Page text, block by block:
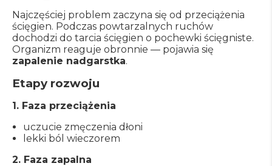
Najczęściej problem zaczyna się od przeciążenia
ścięgien. Podczas powtarzalnych ruchów
dochodzi do tarcia ścięgien o pochewki ścięgniste.
Organizm reaguje obronnie — pojawia się
zapalenie nadgarstka.
Etapy rozwoju
1. Faza przeciążenia
uczucie zmęczenia dłoni
lekki ból wieczorem
2. Faza zapalna